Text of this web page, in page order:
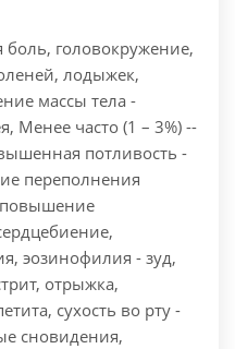
боль, головокружение,
лодыжек,
массы тела -
Менее часто (1 – 3%) --
потливость -
переполнения
повышение
эозинофилия - зуд,
отрыжка,
сухость во рту -
сновидения,